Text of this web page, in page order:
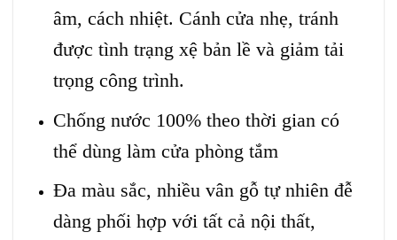
âm, cách nhiệt. Cánh cửa nhẹ, tránh
được tình trạng xệ bản lề và giảm tải
trọng công trình.
Chống nước 100% theo thời gian có
thể dùng làm cửa phòng tắm
Đa màu sắc, nhiều vân gỗ tự nhiên đễ
dàng phối hợp với tất cả nội thất,